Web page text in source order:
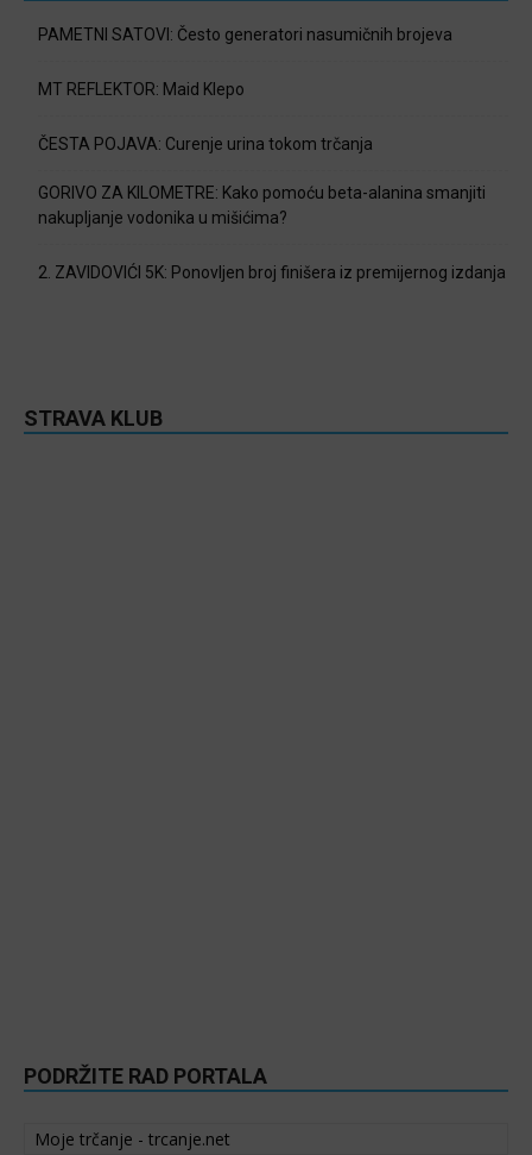
PAMETNI SATOVI: Često generatori nasumičnih brojeva
MT REFLEKTOR: Maid Klepo
ČESTA POJAVA: Curenje urina tokom trčanja
GORIVO ZA KILOMETRE: Kako pomoću beta-alanina smanjiti
nakupljanje vodonika u mišićima?
2. ZAVIDOVIĆI 5K: Ponovljen broj finišera iz premijernog izdanja
STRAVA KLUB
PODRŽITE RAD PORTALA
Moje trčanje - trcanje.net